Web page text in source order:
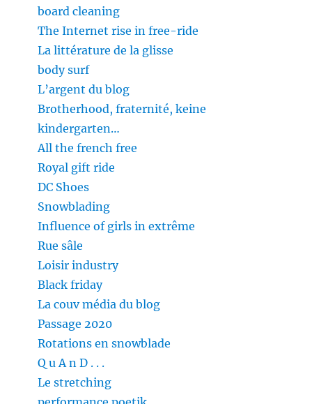
board cleaning
The Internet rise in free-ride
La littérature de la glisse
body surf
L’argent du blog
Brotherhood, fraternité, keine
kindergarten…
All the french free
Royal gift ride
DC Shoes
Snowblading
Influence of girls in extrême
Rue sâle
Loisir industry
Black friday
La couv média du blog
Passage 2020
Rotations en snowblade
Q u A n D . . .
Le stretching